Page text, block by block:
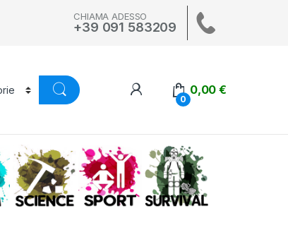
CHIAMA ADESSO
+39 091 583209
0
0,00€
SWIM SCIENCE ALTRI SPORT